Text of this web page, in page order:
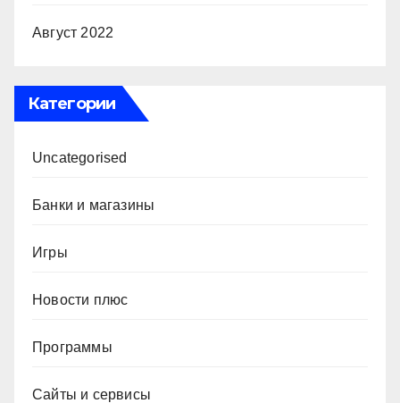
Август 2022
Категории
Uncategorised
Банки и магазины
Игры
Новости плюс
Программы
Сайты и сервисы